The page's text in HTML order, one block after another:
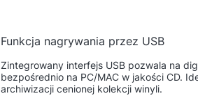
Funkcja nagrywania przez USB
Zintegrowany interfejs USB pozwala na
bezpośrednio na PC/MAC w jakości CD.
archiwizacji cenionej kolekcji winyli.